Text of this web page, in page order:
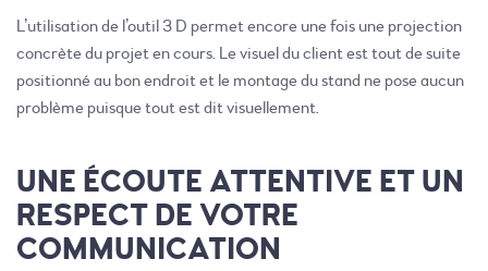
L’utilisation de l’outil 3 D permet encore une fois une projection
concrète du projet en cours. Le visuel du client est tout de suite
positionné au bon endroit et le montage du stand ne pose aucun
problème puisque tout est dit visuellement.
UNE ÉCOUTE ATTENTIVE ET UN
RESPECT DE VOTRE
COMMUNICATION